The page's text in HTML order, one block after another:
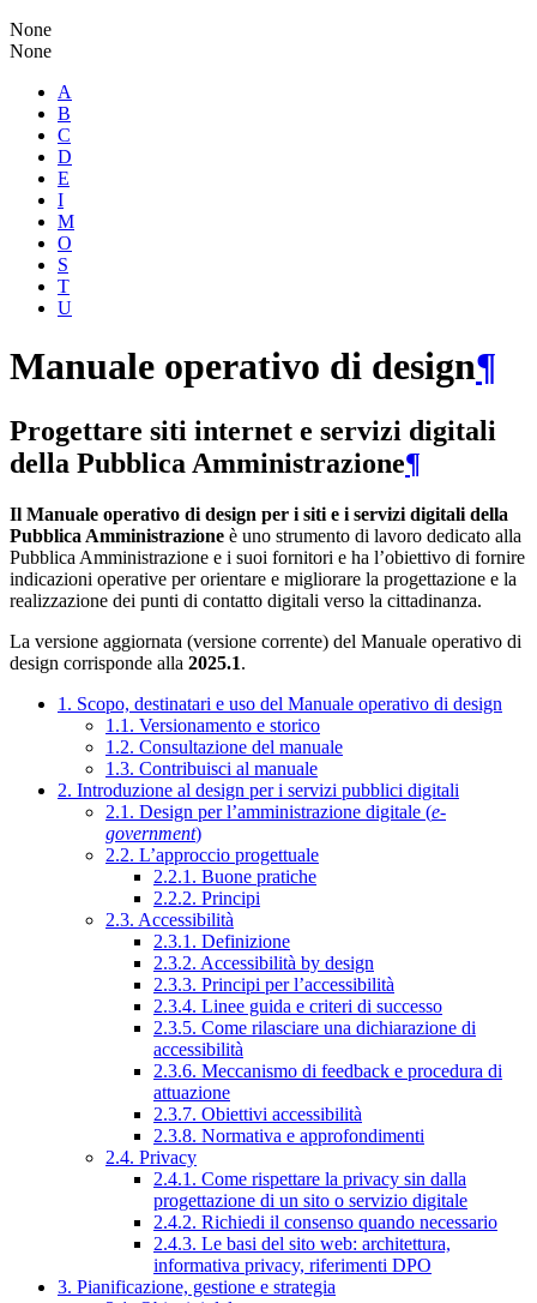
None
None
A
B
C
D
E
I
M
O
S
T
U
Manuale operativo di design¶
Progettare siti internet e servizi digitali
della Pubblica Amministrazione¶
Il Manuale operativo di design per i siti e i servizi digitali della
Pubblica Amministrazione è uno strumento di lavoro dedicato alla
Pubblica Amministrazione e i suoi fornitori e ha l’obiettivo di fornire
indicazioni operative per orientare e migliorare la progettazione e la
realizzazione dei punti di contatto digitali verso la cittadinanza.
La versione aggiornata (versione corrente) del Manuale operativo di
design corrisponde alla 2025.1.
1. Scopo, destinatari e uso del Manuale operativo di design
1.1. Versionamento e storico
1.2. Consultazione del manuale
1.3. Contribuisci al manuale
2. Introduzione al design per i servizi pubblici digitali
2.1. Design per l’amministrazione digitale (e-
government)
2.2. L’approccio progettuale
2.2.1. Buone pratiche
2.2.2. Principi
2.3. Accessibilità
2.3.1. Definizione
2.3.2. Accessibilità by design
2.3.3. Principi per l’accessibilità
2.3.4. Linee guida e criteri di successo
2.3.5. Come rilasciare una dichiarazione di
accessibilità
2.3.6. Meccanismo di feedback e procedura di
attuazione
2.3.7. Obiettivi accessibilità
2.3.8. Normativa e approfondimenti
2.4. Privacy
2.4.1. Come rispettare la privacy sin dalla
progettazione di un sito o servizio digitale
2.4.2. Richiedi il consenso quando necessario
2.4.3. Le basi del sito web: architettura,
informativa privacy, riferimenti DPO
3. Pianificazione, gestione e strategia